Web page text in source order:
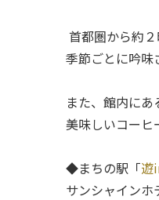
首都圏から約
季節ごとに吟味
また、館内にあ
美味しいコーヒ
◆まちの駅「遊
サンシャインホ